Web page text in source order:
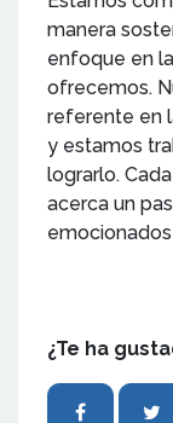
manera
enfoque en
ofrecemos.
referente en
y estamos
lograrlo.
acerca un
¿Te ha